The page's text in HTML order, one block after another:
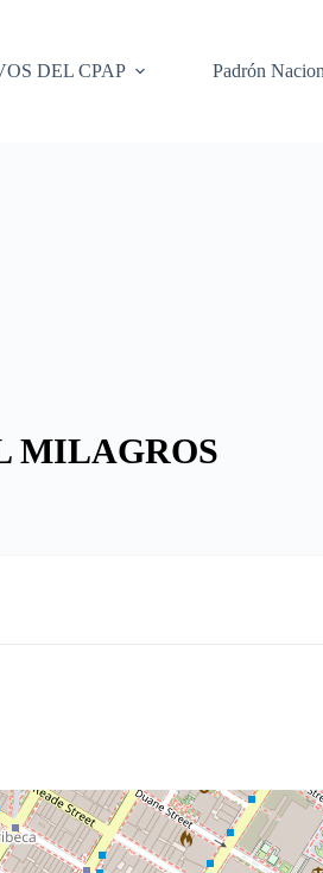
DEL CPAP
Padrón
MILAGROS